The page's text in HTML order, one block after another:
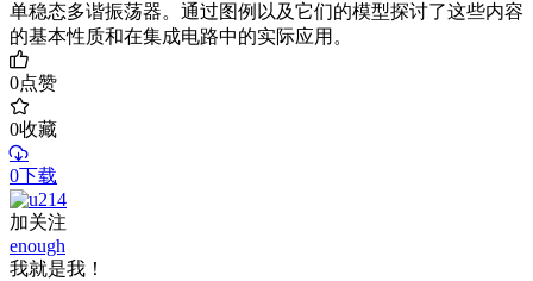
单稳态多谐振荡器。通过图例以及它们的模型探讨了这些内容
的基本性质和在集成电路中的实际应用。
0点赞
0收藏
0下载
加关注
enough
我就是我！